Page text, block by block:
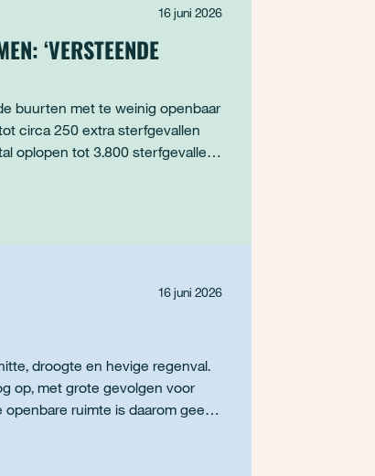
16 juni 2026
‘VERSTEENDE
buurten met te weinig openbaar
circa 250 extra sterfgevallen
oplopen tot 3.800 sterfgevallen
16 juni 2026
droogte en hevige regenval.
op, met grote gevolgen voor
ruimte is daarom geen